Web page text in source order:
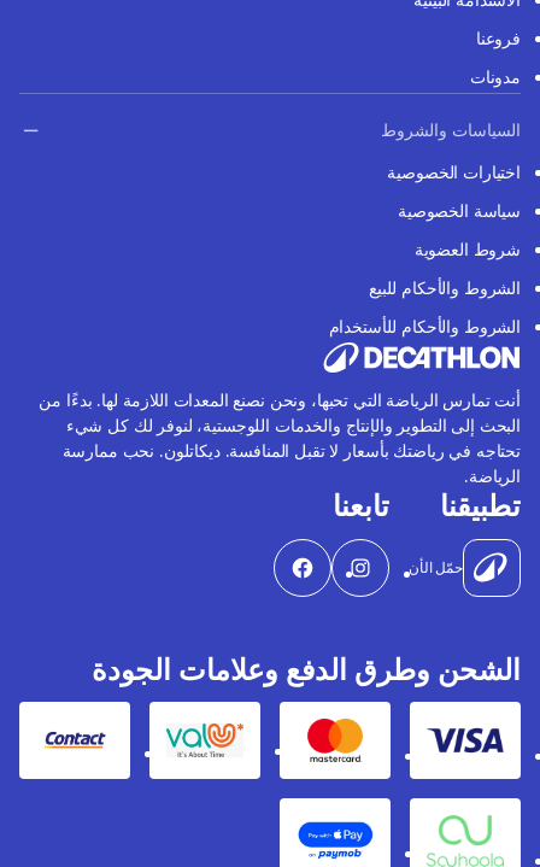
فروعنا
مدونات
السياسات والشروط
اختيارات الخصوصية
سياسة الخصوصية
شروط العضوية
الشروط والأحكام للبيع
الشروط والأحكام للأستخدام
أنت تمارس الرياضة التي تحبها، ونحن نصنع المعدات اللازمة لها. بدءًا من
البحث إلى التطوير والإنتاج والخدمات اللوجستية، لنوفر لك كل شيء
تحتاجه في رياضتك بأسعار لا تقبل المنافسة. ديكاتلون. نحب ممارسة
الرياضة.
تطبيقنا
حمّل الأن
تابعنا
الشحن وطرق الدفع وعلامات الجودة
Visa
Mastercard
Valu
Contact
Souhoola
Apple Pay